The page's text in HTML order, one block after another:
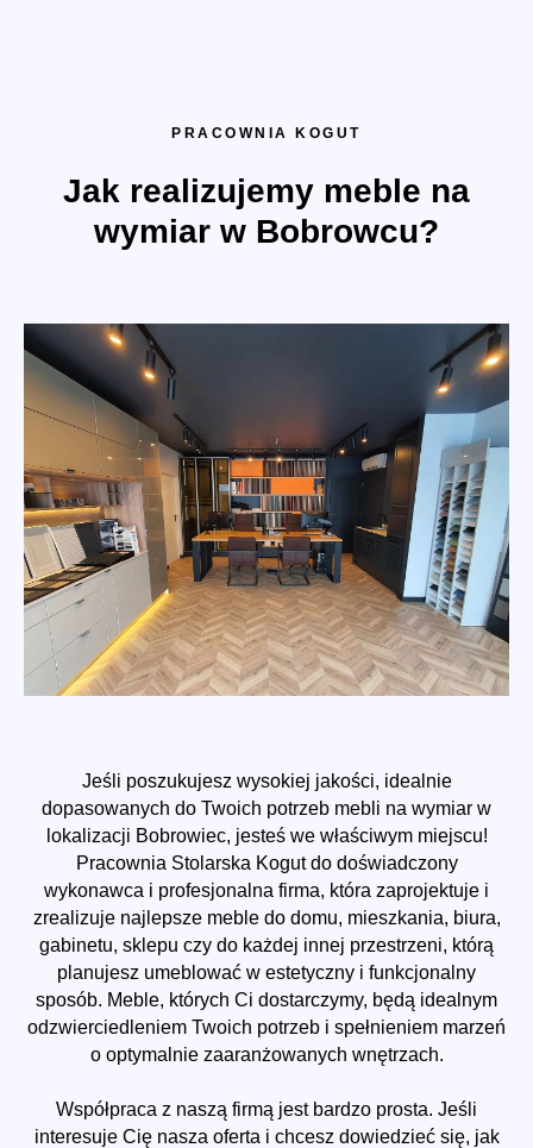
PRACOWNIA KOGUT
Jak realizujemy meble na
wymiar w Bobrowcu?
Jeśli poszukujesz wysokiej jakości, idealnie
dopasowanych do Twoich potrzeb mebli na wymiar w
lokalizacji Bobrowiec, jesteś we właściwym miejscu!
Pracownia Stolarska Kogut do doświadczony
wykonawca i profesjonalna firma, która zaprojektuje i
zrealizuje najlepsze meble do domu, mieszkania, biura,
gabinetu, sklepu czy do każdej innej przestrzeni, którą
planujesz umeblować w estetyczny i funkcjonalny
sposób. Meble, których Ci dostarczymy, będą idealnym
odzwierciedleniem Twoich potrzeb i spełnieniem marzeń
o optymalnie zaaranżowanych wnętrzach.
Współpraca z naszą firmą jest bardzo prosta. Jeśli
interesuje Cię nasza oferta i chcesz dowiedzieć się, jak